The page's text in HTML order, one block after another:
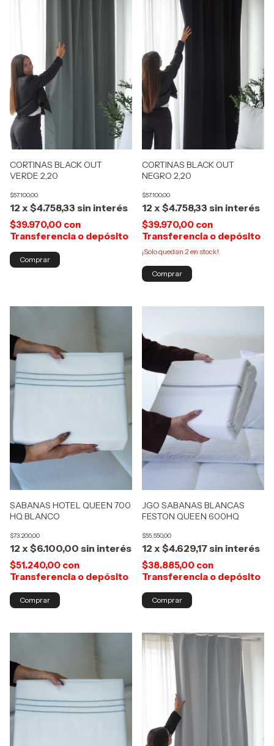
CORTINAS BLACK OUT
VERDE 2,20
$57.100,00
12 x $4.758,33 sin interés
$39.970,00 con
Transferencia o depósito
CORTINAS BLACK OUT
NEGRO 2,20
$57.100,00
12 x $4.758,33 sin interés
$39.970,00 con
Transferencia o depósito
¡Solo quedan 2en stock!
SABANAS HOTEL QUEEN 700
HQ BLANCO
$73.200,00
12 x $6.100,00 sin interés
$51.240,00 con
Transferencia o depósito
JGO SABANAS BLANCAS
FESTON QUEEN 600HQ
$55.550,00
12 x $4.629,17sin interés
$38.885,00 con
Transferencia o depósito